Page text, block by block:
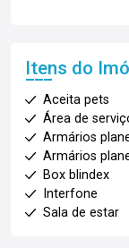
Itens do
Aceita pets
Área de
Armários
Armários
Box blindex
Interfone
Sala de estar